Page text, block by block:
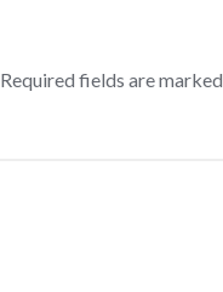
Required fields are marked